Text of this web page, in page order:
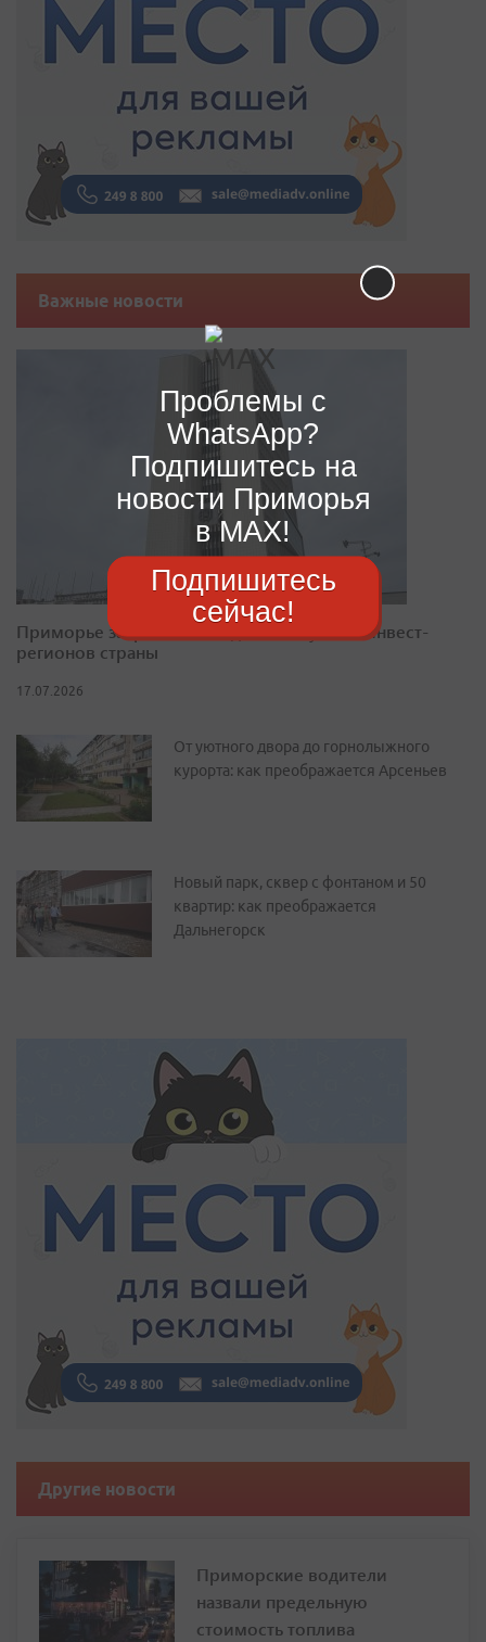
Важные новости
Приморье закрепилось в десятке лучших инвест-
регионов страны
17.07.2026
От уютного двора до горнолыжного
курорта: как преображается Арсеньев
Новый парк, сквер с фонтаном и 50
квартир: как преображается
Дальнегорск
Другие новости
Приморские водители
назвали предельную
стоимость топлива
Проблемы с
WhatsApp?
Подпишитесь на
новости Приморья
в MAX!
Подпишитесь
сейчас!